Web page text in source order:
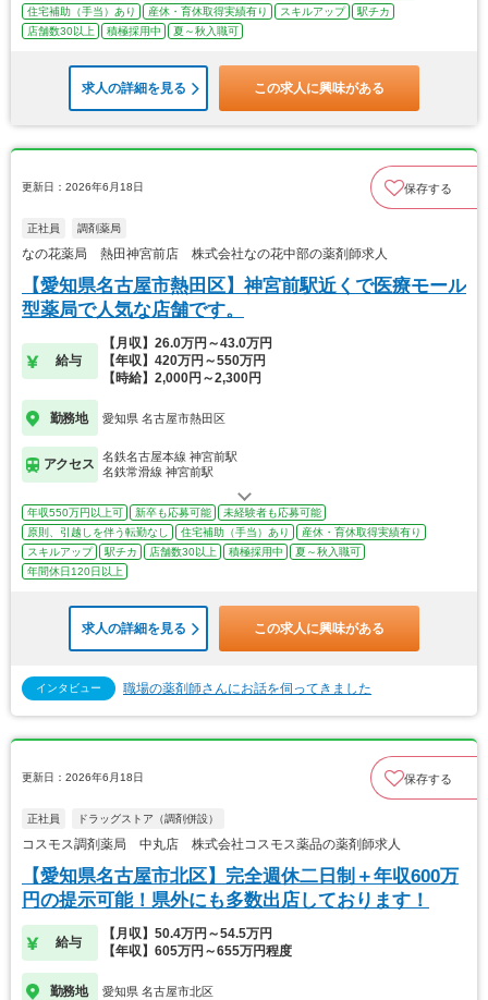
住宅補助（手当）あり
産休・育休取得実績有り スキルアップ
駅チカ
店舗数30以上
積極採用中 夏～秋入職可
求人の詳細を見る この求人に興味がある
更新日：2026年6月18日 保存する
正社員 調剤薬局
なの花薬局 熱田神宮前店 株式会社なの花中部の薬剤師求人
【愛知県名古屋市熱田区】神宮前駅近くで医療モール
型薬局で人気な店舗です。
給与
【月収】26.0万円～43.0万円
【年収】420万円～550万円
【時給】2,000円～2,300円
勤務地 愛知県 名古屋市熱田区
アクセス
名鉄名古屋本線 神宮前駅
名鉄常滑線 神宮前駅
年収550万円以上可 新卒も応募可能
未経験者も応募可能
原則、引越しを伴う転勤なし
住宅補助（手当）あり
産休・育休取得実績有り
スキルアップ
駅チカ 店舗数30以上 積極採用中
夏～秋入職可
年間休日120日以上
求人の詳細を見る この求人に興味がある
インタビュー 職場の薬剤師さんにお話を伺ってきました
更新日：2026年6月18日 保存する
正社員 ドラッグストア（調剤併設）
コスモス調剤薬局 中丸店 株式会社コスモス薬品の薬剤師求人
【愛知県名古屋市北区】完全週休二日制＋年収600万
円の提示可能！県外にも多数出店しております！
給与
【月収】50.4万円～54.5万円
【年収】605万円～655万円程度
勤務地 愛知県 名古屋市北区